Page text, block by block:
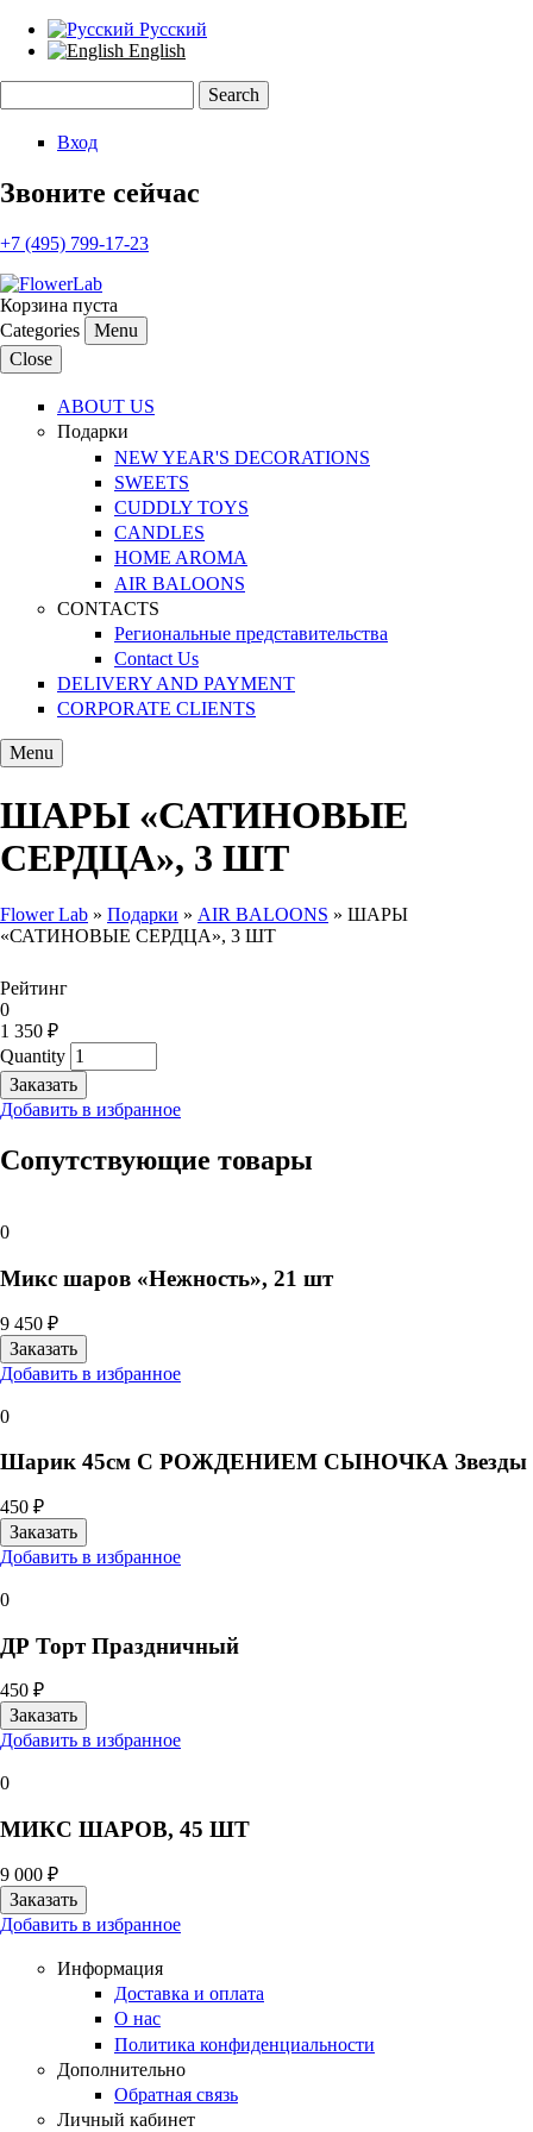
Русский
English
Search form
Вход
Звоните сейчас
+7 (495) 799-17-23
Корзина пуста
Categories
Menu
Close
ABOUT US
Подарки
NEW YEAR'S DECORATIONS
SWEETS
CUDDLY TOYS
CANDLES
HOME AROMA
AIR BALOONS
CONTACTS
Региональные представительства
Contact Us
DELIVERY AND PAYMENT
CORPORATE CLIENTS
Menu
ШАРЫ «САТИНОВЫЕ
СЕРДЦА», 3 ШТ
You are here
Flower Lab » Подарки » AIR BALOONS » ШАРЫ
«САТИНОВЫЕ СЕРДЦА», 3 ШТ
Рейтинг
0
1 350 ₽
Quantity
Добавить в избранное
Сопутствующие товары
0
Микс шаров «Нежность», 21 шт
9 450 ₽
Добавить в избранное
0
Шарик 45см С РОЖДЕНИЕМ СЫНОЧКА Звезды
450 ₽
Добавить в избранное
0
ДР Торт Праздничный
450 ₽
Добавить в избранное
0
МИКС ШАРОВ, 45 ШТ
9 000 ₽
Добавить в избранное
Информация
Доставка и оплата
О нас
Политика конфиденциальности
Дополнительно
Обратная связь
Личный кабинет